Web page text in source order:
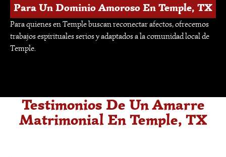
Para Un Dominio Amoroso En Temple, TX
Para quienes en Temple buscan reconectar afectos, ofrecemos
trabajos espirituales serios y adaptados a la comunidad local de
Temple.
Testimonios De Un Amarre
Matrimonial En Temple, TX